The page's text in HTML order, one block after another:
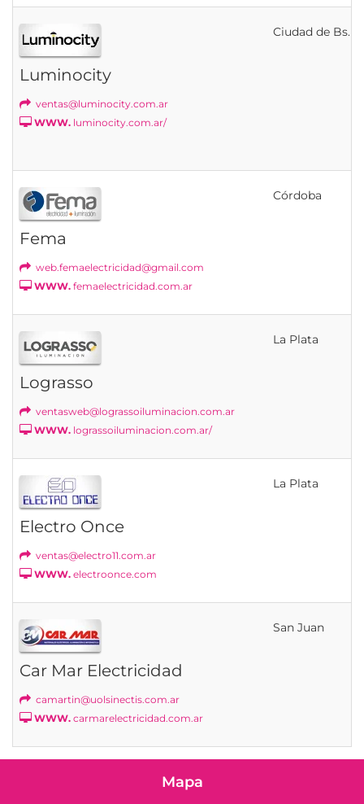
Luminocity
ventas@luminocity.com.ar
WWW. luminocity.com.ar/
Ciudad de Bs.
Fema
web.femaelectricidad@gmail.com
WWW. femaelectricidad.com.ar
Córdoba
Lograsso
ventasweb@lograssoiluminacion.com.ar
WWW. lograssoiluminacion.com.ar/
La Plata
Electro Once
ventas@electro11.com.ar
WWW. electroonce.com
La Plata
Car Mar Electricidad
camartin@uolsinectis.com.ar
WWW. carmarelectricidad.com.ar
San Juan
Mapa